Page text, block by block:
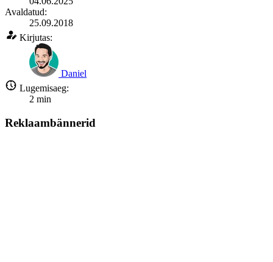
Avaldatud:
25.09.2018
Kirjutas:
Daniel
Lugemisaeg:
2 min
Reklaambännerid